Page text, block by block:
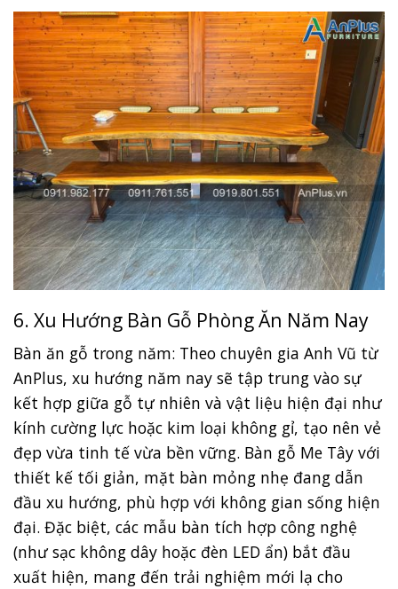
6. Xu Hướng Bàn Gỗ Phòng Ăn Năm Nay
Bàn ăn gỗ trong năm: Theo chuyên gia Anh Vũ từ
AnPlus, xu hướng năm nay sẽ tập trung vào sự
kết hợp giữa gỗ tự nhiên và vật liệu hiện đại như
kính cường lực hoặc kim loại không gỉ, tạo nên vẻ
đẹp vừa tinh tế vừa bền vững. Bàn gỗ Me Tây với
thiết kế tối giản, mặt bàn mỏng nhẹ đang dẫn
đầu xu hướng, phù hợp với không gian sống hiện
đại. Đặc biệt, các mẫu bàn tích hợp công nghệ
(như sạc không dây hoặc đèn LED ẩn) bắt đầu
xuất hiện, mang đến trải nghiệm mới lạ cho